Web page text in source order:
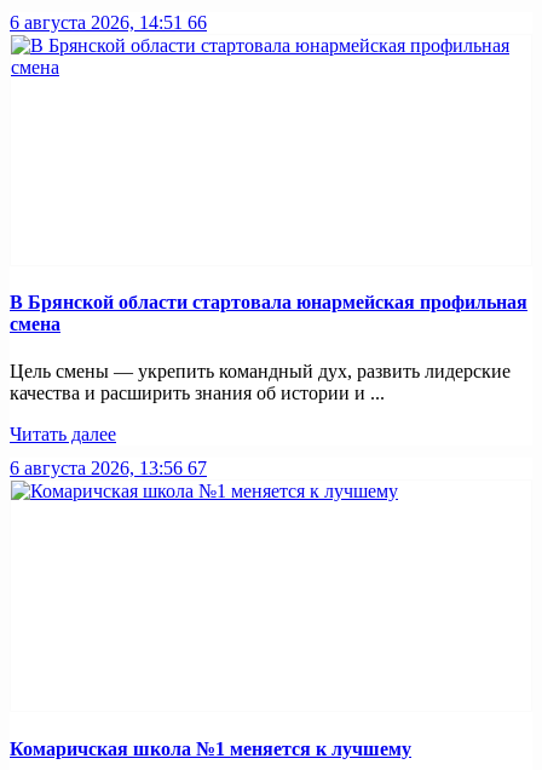
6 августа 2026, 14:51 66
В Брянской области стартовала юнармейская профильная
смена
Цель смены — укрепить командный дух, развить лидерские
качества и расширить знания об истории и ...
Читать далее
6 августа 2026, 13:56 67
Комаричская школа №1 меняется к лучшему